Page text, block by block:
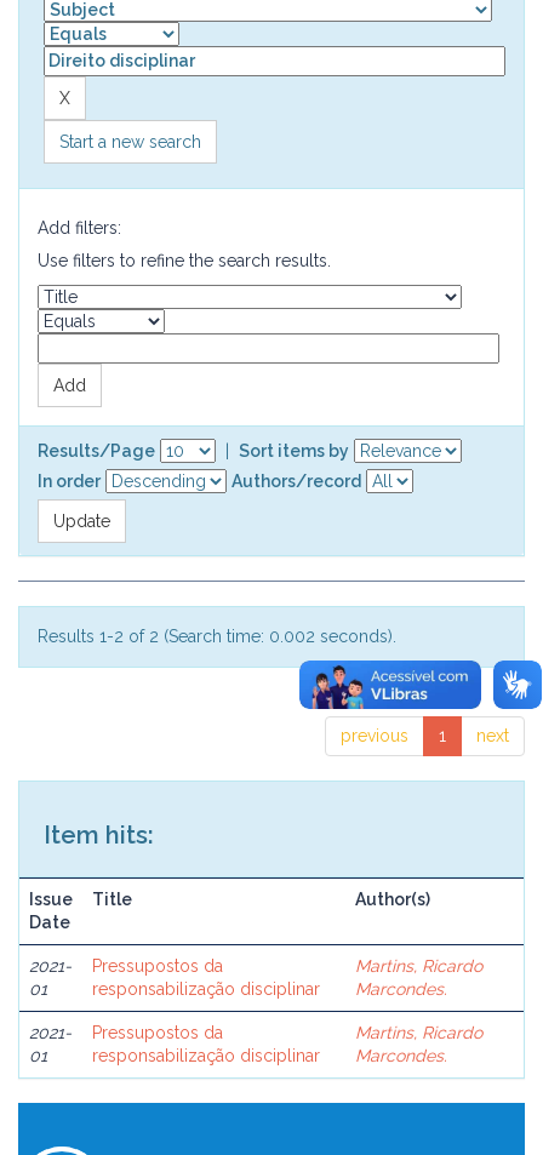
Start a new search
Add filters:
Use filters to refine the search results.
Results/Page
Sort items by
In order
Authors/record
Results 1-2 of 2 (Search time: 0.002 seconds).
previous 1 next
Item hits:
Issue
Date
Title Author(s)
2021-
01
Pressupostos da
responsabilização disciplinar
Martins, Ricardo
Marcondes.
2021-
01
Pressupostos da
responsabilização disciplinar
Martins, Ricardo
Marcondes.